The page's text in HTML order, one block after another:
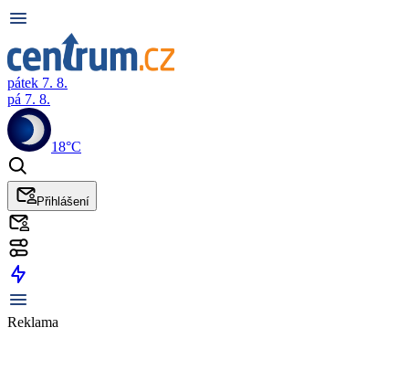
pátek 7. 8.
pá 7. 8.
18°C
Přihlášení
Reklama